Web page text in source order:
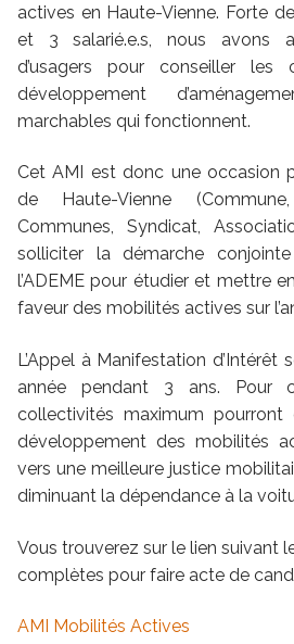
actives en Haute-Vienne. Forte
et 3 salarié.e.s, nous avons
d’usagers pour conseiller les
développement
marchables qui fonctionnent.
Cet AMI est donc une occasion
de Haute-Vienne
Communes, Syndicat,
solliciter la démarche
l’ADEME pour étudier et mettre
faveur des mobilités actives sur
L’Appel à Manifestation d’Intérêt
année pendant 3 ans. Pour
collectivités maximum
développement des mobilités
vers une meilleure justice
diminuant la dépendance à la
Vous trouverez sur le lien suivant
complètes pour faire acte de
AMI Mobilités Actives